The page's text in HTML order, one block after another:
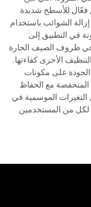
فعّال للأسطح شديدة
الشوائب باستخدام
في التطبيق إلى
في ظروف الصيف الحارة
الأخرى كفاءتها.
الجودة على مكونات
المنخفضة مع الحفاظ
التغيرات الموسمية في
لكل من المستخدمين